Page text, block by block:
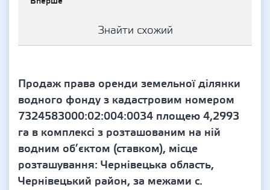
Знайти схожий
Продаж права оренди земельної ділянки
водного фонду з кадастровим номером
7324583000:02:004:0034 площею 4,2993
га в комплексі з розташованим на ній
водним об’єктом (ставком), місце
розташування: Чернівецька область,
Чернівецький район, за межами с.